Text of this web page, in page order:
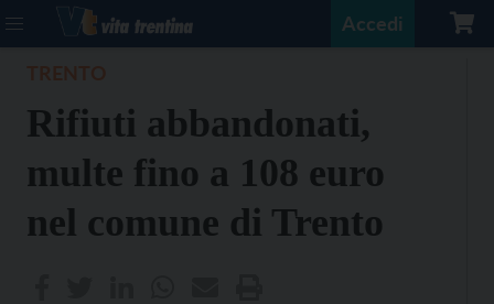
Accedi
Rifiuti abbandonati,
multe fino a 108 euro
nel comune di Trento